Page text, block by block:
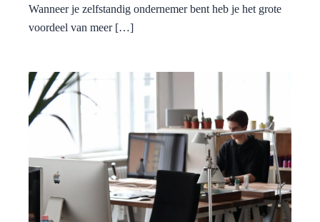
Wanneer je zelfstandig ondernemer bent heb je het grote
voordeel van meer […]